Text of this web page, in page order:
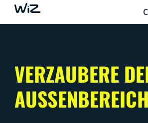
VERZAUBERE
AUSSENBEREICH